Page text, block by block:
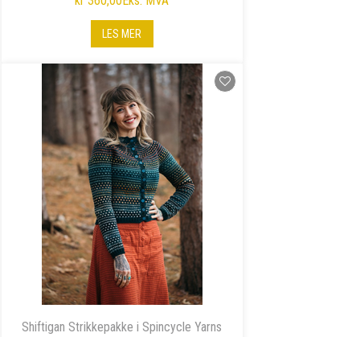
LES MER
Shiftigan Strikkepakke i Spincycle Yarns